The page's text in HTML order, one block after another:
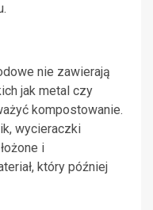
nie zawierają
jak metal czy
kompostowanie.
wycieraczki
i
który później